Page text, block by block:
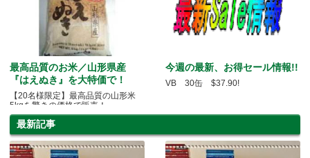
最高品質のお米／山形県産
『はえぬき』を大特価で！
【20名様限定】最高品質の山形米
5kgを驚きの価格で販売！
今週の最新、お得セール情報!!
VB 30缶 $37.90!
最新記事